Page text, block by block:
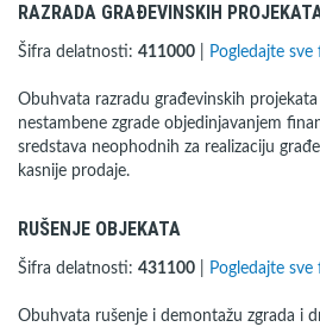
RAZRADA GRAĐEVINSKIH
Šifra delatnosti: 411000 Pogledajte
Obuhvata razradu građevinskih
nestambene zgrade objedinjavanjem
sredstava neophodnih za realizaciju
kasnije prodaje.
RUŠENJE OBJEKATA
Šifra delatnosti: 431100 Pogledajte
Obuhvata rušenje i demontažu zgrada i